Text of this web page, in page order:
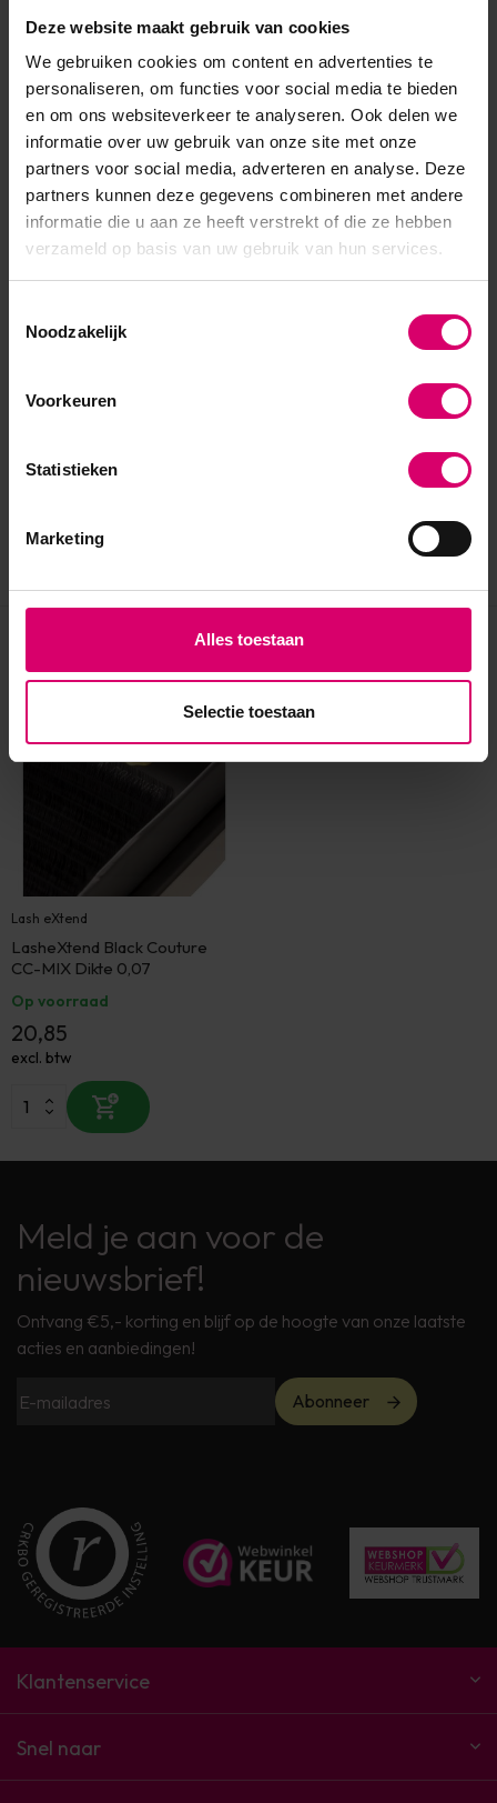
Deze website maakt gebruik van cookies
We gebruiken cookies om content en advertenties te
personaliseren, om functies voor social media te bieden
en om ons websiteverkeer te analyseren. Ook delen we
informatie over uw gebruik van onze site met onze
partners voor social media, adverteren en analyse. Deze
partners kunnen deze gegevens combineren met andere
informatie die u aan ze heeft verstrekt of die ze hebben
verzameld op basis van uw gebruik van hun services.
Noodzakelijk
Voorkeuren
Statistieken
Marketing
Alles toestaan
Selectie toestaan
Artikelnummer
SKU 596032
Lash eXtend
LasheXtend Black Couture
CC-MIX Dikte 0,07
Op voorraad
20,85
excl. btw
Meld je aan voor de
nieuwsbrief!
Ontvang €5,- korting en blijf op de hoogte van onze laatste
acties en aanbiedingen!
Abonneer
Klantenservice
Snel naar